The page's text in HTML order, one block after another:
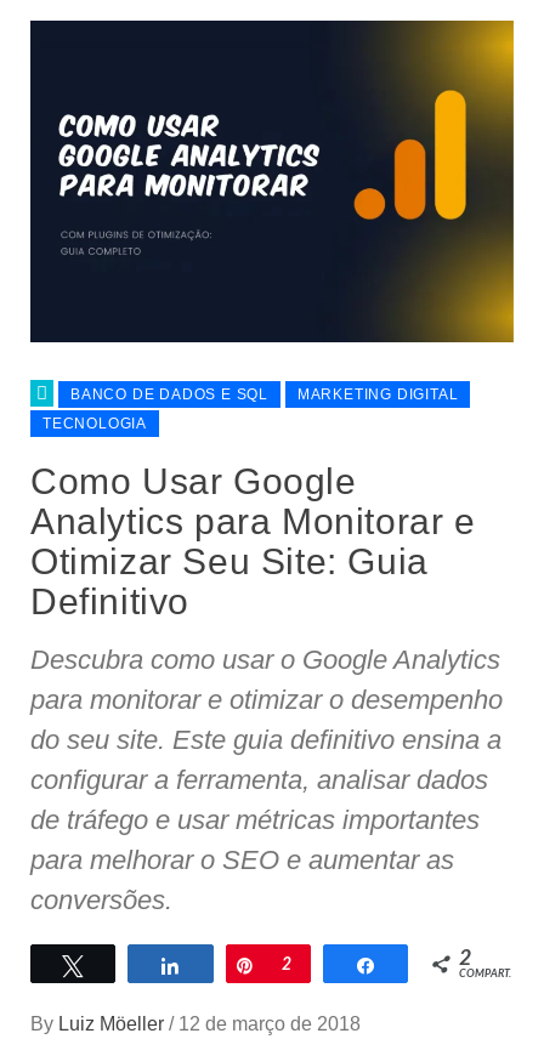
BANCO DE DADOS E SQL
MARKETING DIGITAL
TECNOLOGIA
Como Usar Google
Analytics para Monitorar e
Otimizar Seu Site: Guia
Definitivo
Descubra como usar o Google Analytics
para monitorar e otimizar o desempenho
do seu site. Este guia definitivo ensina a
configurar a ferramenta, analisar dados
de tráfego e usar métricas importantes
para melhorar o SEO e aumentar as
conversões.
Compartilhar
Pin
2 Compartilhar
2
COMPART.
By Luiz Möeller / 12 de março de 2018